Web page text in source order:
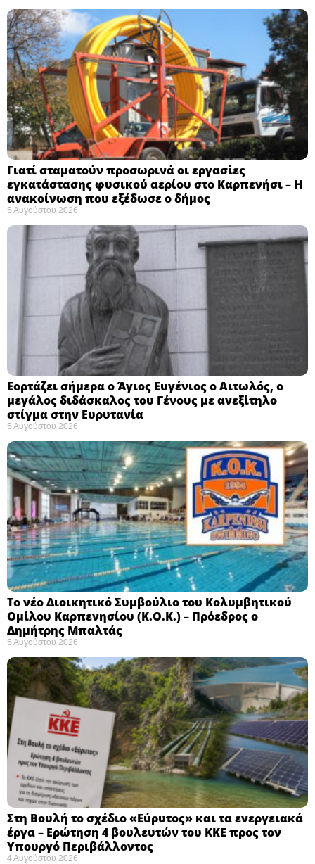
Γιατί σταματούν προσωρινά οι εργασίες
εγκατάστασης φυσικού αερίου στο Καρπενήσι – Η
ανακοίνωση που εξέδωσε ο δήμος
5 Αυγούστου 2026
Εορτάζει σήμερα ο Άγιος Ευγένιος ο Αιτωλός, ο
μεγάλος διδάσκαλος του Γένους με ανεξίτηλο
στίγμα στην Ευρυτανία
5 Αυγούστου 2026
Το νέο Διοικητικό Συμβούλιο του Κολυμβητικού
Ομίλου Καρπενησίου (Κ.Ο.Κ.) – Πρόεδρος ο
Δημήτρης Μπαλτάς
5 Αυγούστου 2026
Στη Βουλή το σχέδιο «Εύρυτος» και τα ενεργειακά
έργα – Ερώτηση 4 βουλευτών του ΚΚΕ προς τον
Υπουργό Περιβάλλοντος
4 Αυγούστου 2026